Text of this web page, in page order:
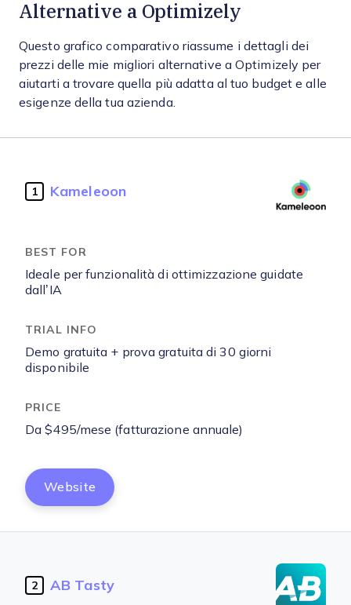
Alternative a Optimizely
Questo grafico comparativo riassume i dettagli dei
prezzi delle mie migliori alternative a Optimizely per
aiutarti a trovare quella più adatta al tuo budget e alle
esigenze della tua azienda.
1 Kameleoon
Ideale per funzionalità di ottimizzazione guidate
dall’IA
Demo gratuita + prova gratuita di 30 giorni
disponibile
Da $495/mese (fatturazione annuale)
Website
2 AB Tasty